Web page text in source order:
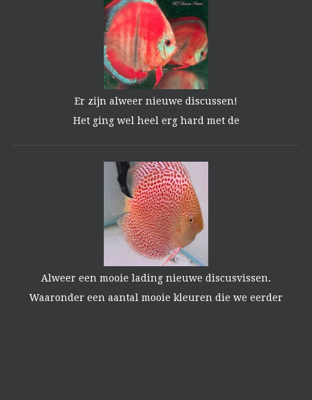
Er zijn alweer nieuwe discussen!
Het ging wel heel erg hard met de
Alweer een mooie lading nieuwe discusvissen.
Waaronder een aantal mooie kleuren die we eerder